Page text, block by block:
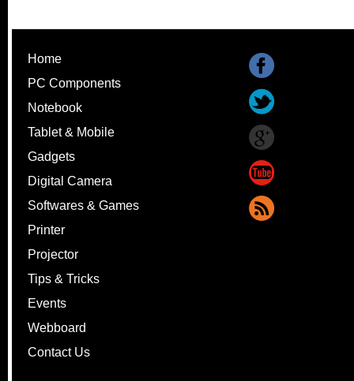
Home
PC Components
Notebook
Tablet & Mobile
Gadgets
Digital Camera
Softwares & Games
Printer
Projector
Tips & Tricks
Events
Webboard
Contact Us